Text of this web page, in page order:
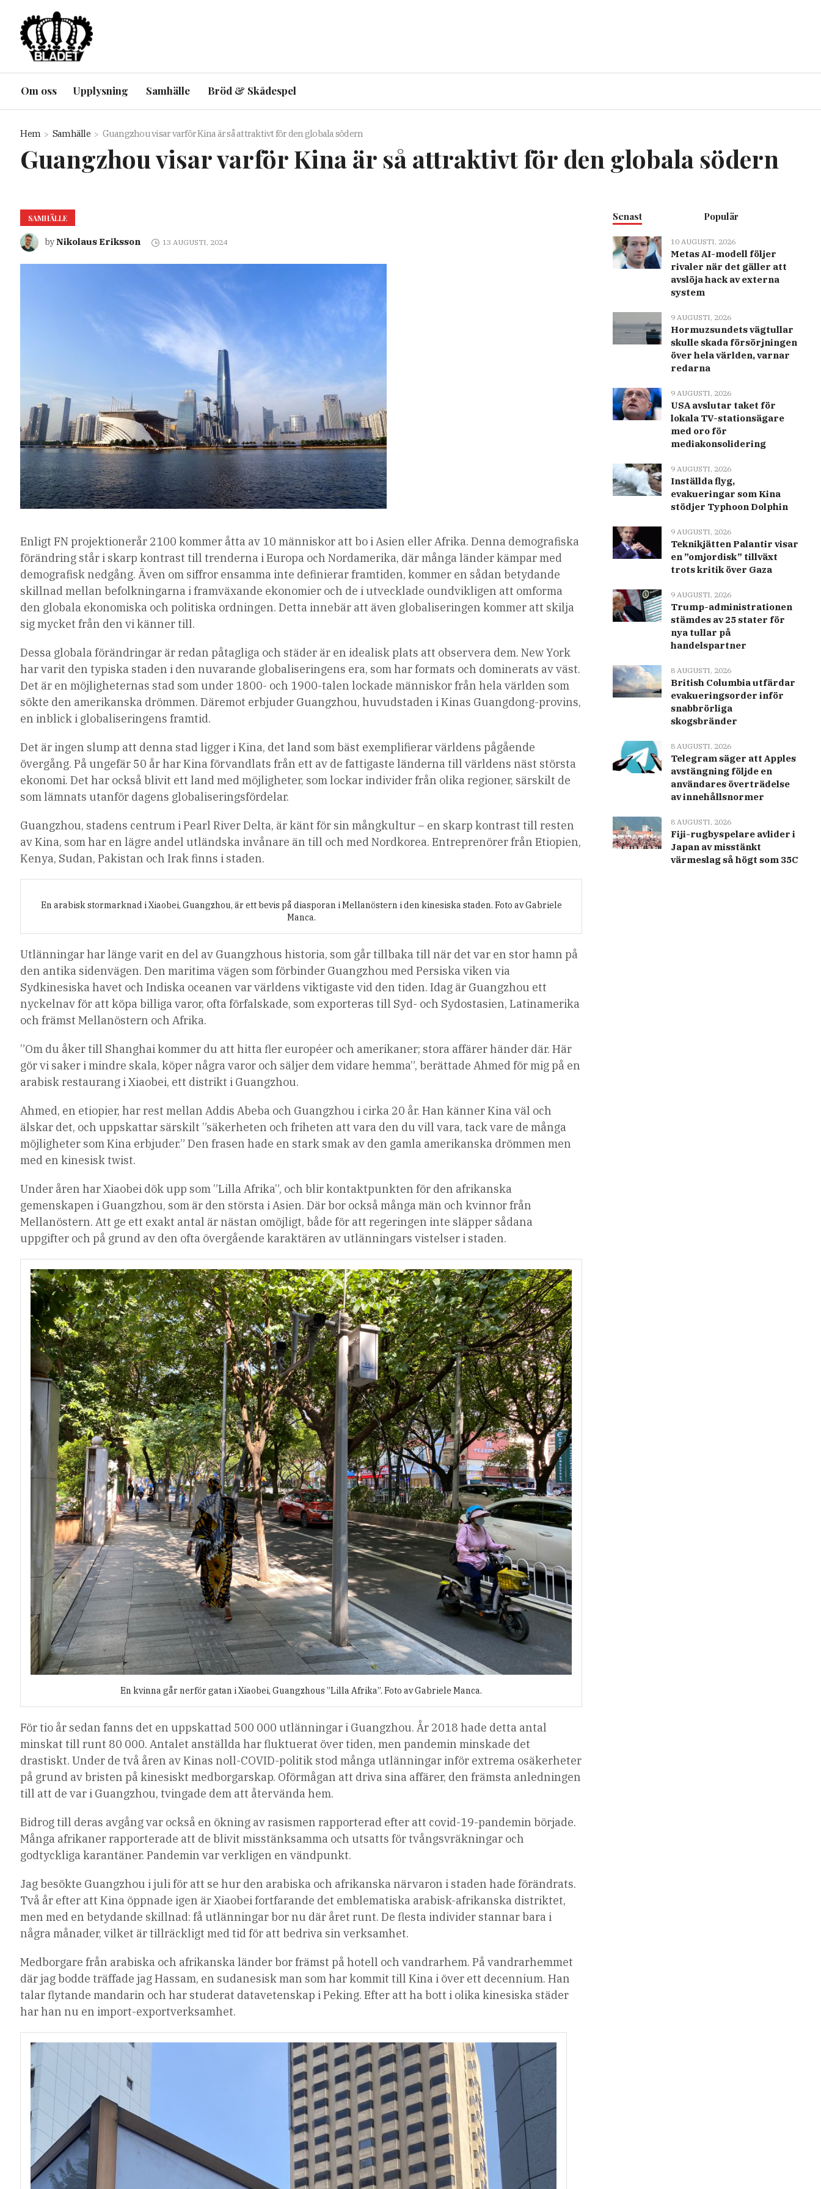
Om oss Upplysning Samhälle Bröd & Skådespel
Hem Samhälle Guangzhou visar varför Kina är så attraktivt för den globala södern
Guangzhou visar varför Kina är så attraktivt för den globala södern
SAMHÄLLE
byNikolaus Eriksson 13 AUGUSTI, 2024
Enligt FNprojektionerår 2100 kommer åtta av 10 människor att bo i Asien eller Afrika. Denna demografiska
förändring står i skarp kontrast till trenderna i Europa och Nordamerika, där många länder kämpar med
demografisk nedgång. Även om siffror ensamma inte definierar framtiden, kommer en sådan betydande
skillnad mellan befolkningarna i framväxande ekonomier och de i utvecklade oundvikligen att omforma
den globala ekonomiska och politiska ordningen. Detta innebär att även globaliseringen kommer att skilja
sig mycket från den vi känner till.
Dessa globala förändringar är redan påtagliga och städer är en idealisk plats att observera dem. New York
har varit den typiska staden i den nuvarande globaliseringens era, som har formats och dominerats av väst.
Det är en möjligheternas stad som under 1800- och 1900-talen lockade människor från hela världen som
sökte den amerikanska drömmen. Däremot erbjuder Guangzhou, huvudstaden i Kinas Guangdong-provins,
en inblick i globaliseringens framtid.
Det är ingen slump att denna stad ligger i Kina, det land som bäst exemplifierar världens pågående
övergång. På ungefär 50 år har Kina förvandlats från ett av de fattigaste länderna till världens näst största
ekonomi. Det har också blivit ett land med möjligheter, som lockar individer från olika regioner, särskilt de
som lämnats utanför dagens globaliseringsfördelar.
Guangzhou, stadens centrum i Pearl River Delta, är känt för sin mångkultur – en skarp kontrast till resten
av Kina, som har en lägre andel utländska invånare än till och medNordkorea. Entreprenörer från Etiopien,
Kenya, Sudan, Pakistan och Irak finns i staden.
En arabisk stormarknad i Xiaobei, Guangzhou, är ett bevis på diasporan i Mellanöstern i den kinesiska staden. Foto av Gabriele
Manca.
Utlänningar har länge varit en del av Guangzhous historia, som går tillbaka till när det var en stor hamn på
den antika sidenvägen. Den maritima vägen som förbinder Guangzhou med Persiska viken via
Sydkinesiska havet och Indiska oceanen var världens viktigaste vid den tiden. Idag är Guangzhou ett
nyckelnav för att köpa billiga varor, ofta förfalskade, som exporteras till Syd- och Sydostasien, Latinamerika
och främst Mellanöstern och Afrika.
”Om du åker till Shanghai kommer du att hitta fler européer och amerikaner; stora affärer händer där. Här
gör vi saker i mindre skala, köper några varor och säljer dem vidare hemma”, berättade Ahmed för mig på en
arabisk restaurang i Xiaobei, ett distrikt i Guangzhou.
Ahmed, en etiopier, har rest mellan Addis Abeba och Guangzhou i cirka 20 år. Han känner Kina väl och
älskar det, och uppskattar särskilt ”säkerheten och friheten att vara den du vill vara, tack vare de många
möjligheter som Kina erbjuder.” Den frasen hade en stark smak av den gamla amerikanska drömmen men
med en kinesisk twist.
Under åren har Xiaobei dök upp som ”Lilla Afrika”, och blir kontaktpunkten för den afrikanska
gemenskapen i Guangzhou, som är den största i Asien. Där bor också många män och kvinnor från
Mellanöstern. Att ge ett exakt antal är nästan omöjligt, både för att regeringen inte släpper sådana
uppgifter och på grund av den ofta övergående karaktären av utlänningars vistelser i staden.
En kvinna går nerför gatan i Xiaobei, Guangzhous ”Lilla Afrika”. Foto av Gabriele Manca.
För tio år sedan fanns det en uppskattad 500 000 utlänningar i Guangzhou. År 2018 hade detta antal
minskat tillrunt 80 000. Antalet anställda har fluktuerat över tiden, men pandemin minskade det
drastiskt. Under de två åren av Kinas noll-COVID-politik stod många utlänningar inför extrema osäkerheter
på grund av bristen på kinesiskt medborgarskap. Oförmågan att driva sina affärer, den främsta anledningen
till att de var i Guangzhou, tvingade dem att återvända hem.
Bidrog till deras avgång var också en ökning av rasismenrapporterad efter att covid-19-pandemin började.
Många afrikaner rapporterade att de blivit misstänksamma och utsatts för tvångsvräkningar och
godtyckliga karantäner. Pandemin var verkligen en vändpunkt.
Jag besökte Guangzhou i juli för att se hur den arabiska och afrikanska närvaron i staden hade förändrats.
Två år efter att Kina öppnade igen är Xiaobei fortfarande det emblematiska arabisk-afrikanska distriktet,
men med en betydande skillnad: få utlänningar bor nu där året runt. De flesta individer stannar bara i
några månader, vilket är tillräckligt med tid för att bedriva sin verksamhet.
Medborgare från arabiska och afrikanska länder bor främst på hotell och vandrarhem. På vandrarhemmet
där jag bodde träffade jag Hassam, en sudanesisk man som har kommit till Kina i över ett decennium. Han
talar flytande mandarin och har studerat datavetenskap i Peking. Efter att ha bott i olika kinesiska städer
har han nu en import-exportverksamhet.
Senast Populär
10 AUGUSTI, 2026
Metas AI-modell följer
rivaler när det gäller att
avslöja hack av externa
system
9 AUGUSTI, 2026
Hormuzsundets vägtullar
skulle skada försörjningen
över hela världen, varnar
redarna
9 AUGUSTI, 2026
USA avslutar taket för
lokala TV-stationsägare
med oro för
mediakonsolidering
9 AUGUSTI, 2026
Inställda flyg,
evakueringar som Kina
stödjer Typhoon Dolphin
9 AUGUSTI, 2026
Teknikjätten Palantir visar
en ”omjordisk” tillväxt
trots kritik över Gaza
9 AUGUSTI, 2026
Trump-administrationen
stämdes av 25 stater för
nya tullar på
handelspartner
8 AUGUSTI, 2026
British Columbia utfärdar
evakueringsorder inför
snabbrörliga
skogsbränder
8 AUGUSTI, 2026
Telegram säger att Apples
avstängning följde en
användares överträdelse
av innehållsnormer
8 AUGUSTI, 2026
Fiji-rugbyspelare avlider i
Japan av misstänkt
värmeslag så högt som 35C